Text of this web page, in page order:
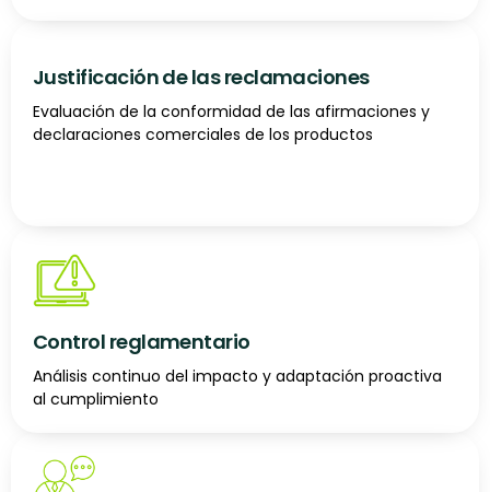
Justificación de las reclamaciones
Evaluación de la conformidad de las afirmaciones y
declaraciones comerciales de los productos
Control reglamentario
Análisis continuo del impacto y adaptación proactiva
al cumplimiento